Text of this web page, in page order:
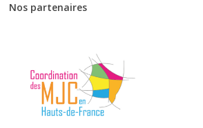
Nos partenaires